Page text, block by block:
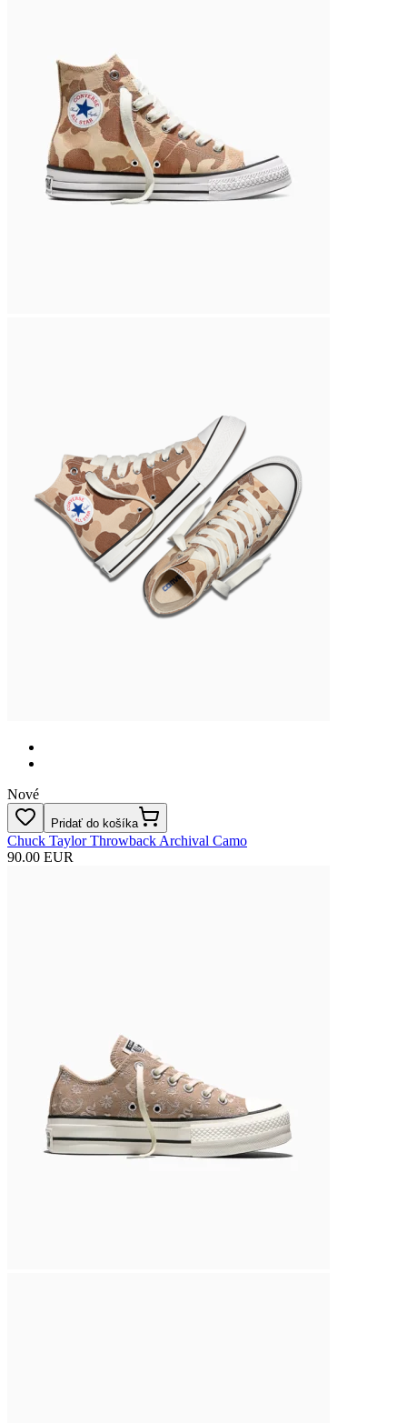
Nové
Pridať do košíka
Chuck Taylor Throwback Archival Camo
90.00 EUR